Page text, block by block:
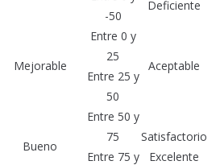
-50
Deficiente
Mejorable
Entre 0 y
25
Entre 25 y
50
Aceptable
Bueno
Entre 50 y
75
Entre 75 y
Satisfactorio
Excelente